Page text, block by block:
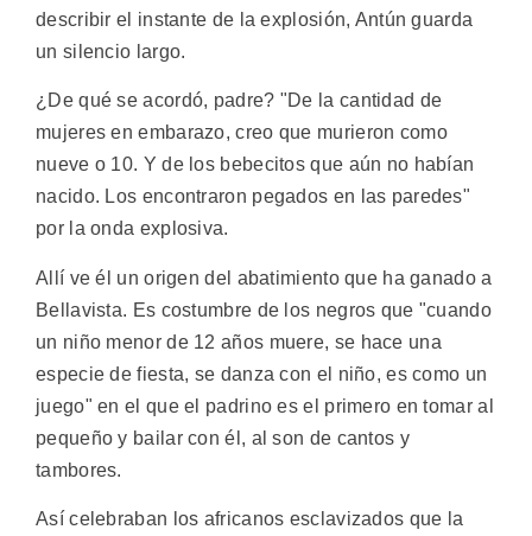
describir el instante de la explosión, Antún guarda
un silencio largo.
¿De qué se acordó, padre? "De la cantidad de
mujeres en embarazo, creo que murieron como
nueve o 10. Y de los bebecitos que aún no habían
nacido. Los encontraron pegados en las paredes"
por la onda explosiva.
Allí ve él un origen del abatimiento que ha ganado a
Bellavista. Es costumbre de los negros que "cuando
un niño menor de 12 años muere, se hace una
especie de fiesta, se danza con el niño, es como un
juego" en el que el padrino es el primero en tomar al
pequeño y bailar con él, al son de cantos y
tambores.
Así celebraban los africanos esclavizados que la